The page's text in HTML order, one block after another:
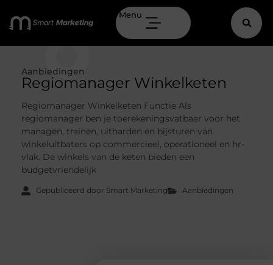
Menu
Aanbiedingen
Regiomanager Winkelketen
Regiomanager Winkelketen Functie Als
regiomanager ben je toerekeningsvatbaar voor het
managen, trainen, uitharden en bijsturen van
winkeluitbaters op commercieel, operationeel en hr-
vlak. De winkels van de keten bieden een
budgetvriendelijk
Gepubliceerd door Smart Marketing Aanbiedingen